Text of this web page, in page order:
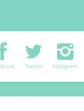
Twitter Instagram